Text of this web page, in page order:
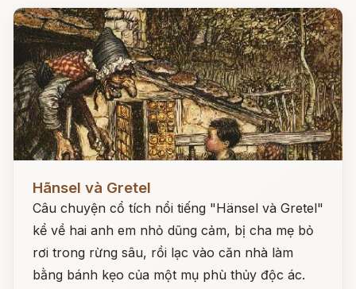
Hãnsel và Gretel
Câu chuyện cổ tích nổi tiếng "Hänsel và Gretel"
kể về hai anh em nhỏ dũng cảm, bị cha mẹ bỏ
rơi trong rừng sâu, rồi lạc vào căn nhà làm
bằng bánh kẹo của một mụ phù thủy độc ác.